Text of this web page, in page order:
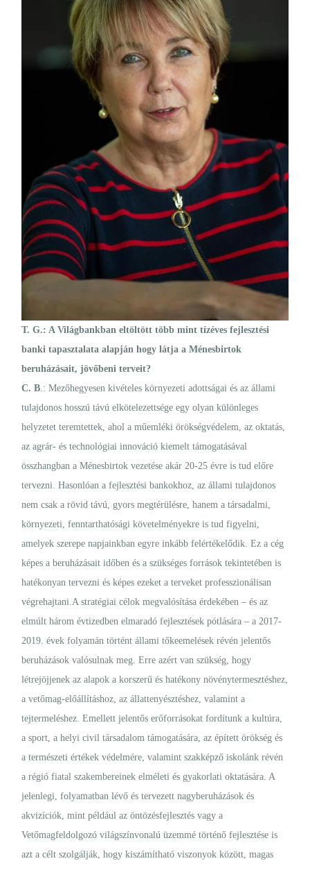
T. G.: A Világbankban eltöltött több mint tízéves fejlesztési
banki tapasztalata alapján hogy látja a Ménesbirtok
beruházásait, jövőbeni terveit?
C. B.: Mezőhegyesen kivételes környezeti adottságai és az állami
tulajdonos hosszú távú elkötelezettsége egy olyan különleges
helyzetet teremtettek, ahol a műemléki örökségvédelem, az oktatás,
az agrár- és technológiai innováció kiemelt támogatásával
összhangban a Ménesbirtok vezetése akár 20-25 évre is tud előre
tervezni. Hasonlóan a fejlesztési bankokhoz, az állami tulajdonos
nem csak a rövid távú, gyors megtérülésre, hanem a társadalmi,
környezeti, fenntarthatósági követelményekre is tud figyelni,
amelyek szerepe napjainkban egyre inkább felértékelődik. Ez a cég
képes a beruházásait időben és a szükséges források tekintetében is
hatékonyan tervezni és képes ezeket a terveket professzionálisan
végrehajtani.A stratégiai célok megvalósítása érdekében – és az
elmúlt három évtizedben elmaradó fejlesztések pótlására – a 2017-
2019. évek folyamán történt állami tőkeemelések révén jelentős
beruházások valósulnak meg. Erre azért van szükség, hogy
létrejöjjenek az alapok a korszerű és hatékony növénytermesztéshez,
a vetőmag-előállításhoz, az állattenyésztéshez, valamint a
tejtermeléshez. Emellett jelentős erőforrásokat fordítunk a kultúra,
a sport, a helyi civil társadalom támogatására, az épített örökség és
a természeti értékek védelmére, valamint szakképző iskolánk révén
a régió fiatal szakembereinek elméleti és gyakorlati oktatására. A
jelenlegi, folyamatban lévő és tervezett nagyberuházások és
akvizíciók, mint például az öntözésfejlesztés vagy a
Vetőmagfeldolgozó világszínvonalú üzemmé történő fejlesztése is
azt a célt szolgálják, hogy kiszámítható viszonyok között, magas